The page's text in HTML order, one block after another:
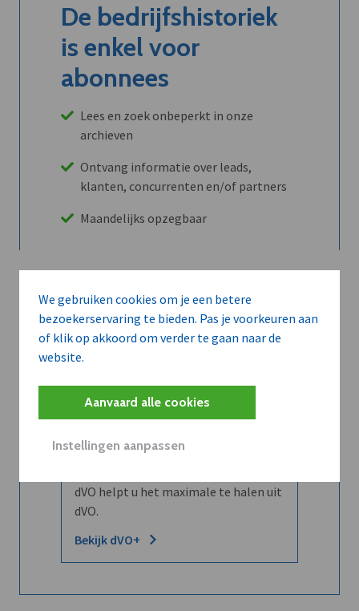
We gebruiken cookies om je een betere
bezoekerservaring te bieden. Pas je voorkeuren aan
of klik op akkoord om verder te gaan naar de
website.
Aanvaard alle cookies
Instellingen aanpassen
De bedrijfshistoriek
is enkel voor
abonnees
Lees en zoek onbeperkt in onze
archieven
Ontvang informatie over leads,
klanten, concurrenten en/of partners
Maandelijks opzegbaar
Abboneer
kent?
dVO helpt u het maximale te halen uit
dVO.
Bekijk dVO+